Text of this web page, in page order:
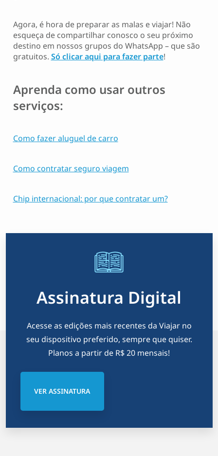
Agora, é hora de preparar as malas e viajar! Não
esqueça de compartilhar conosco o seu próximo
destino em nossos grupos do WhatsApp – que são
gratuitos. Só clicar aqui para fazer parte!
Aprenda como usar outros
serviços:
Como fazer aluguel de carro
Como contratar seguro viagem
Chip internacional: por que contratar um?
Assinatura Digital
Acesse as edições mais recentes da Viajar no
seu dispositivo preferido, sempre que quiser.
Planos a partir de R$ 20 mensais!
VER ASSINATURA